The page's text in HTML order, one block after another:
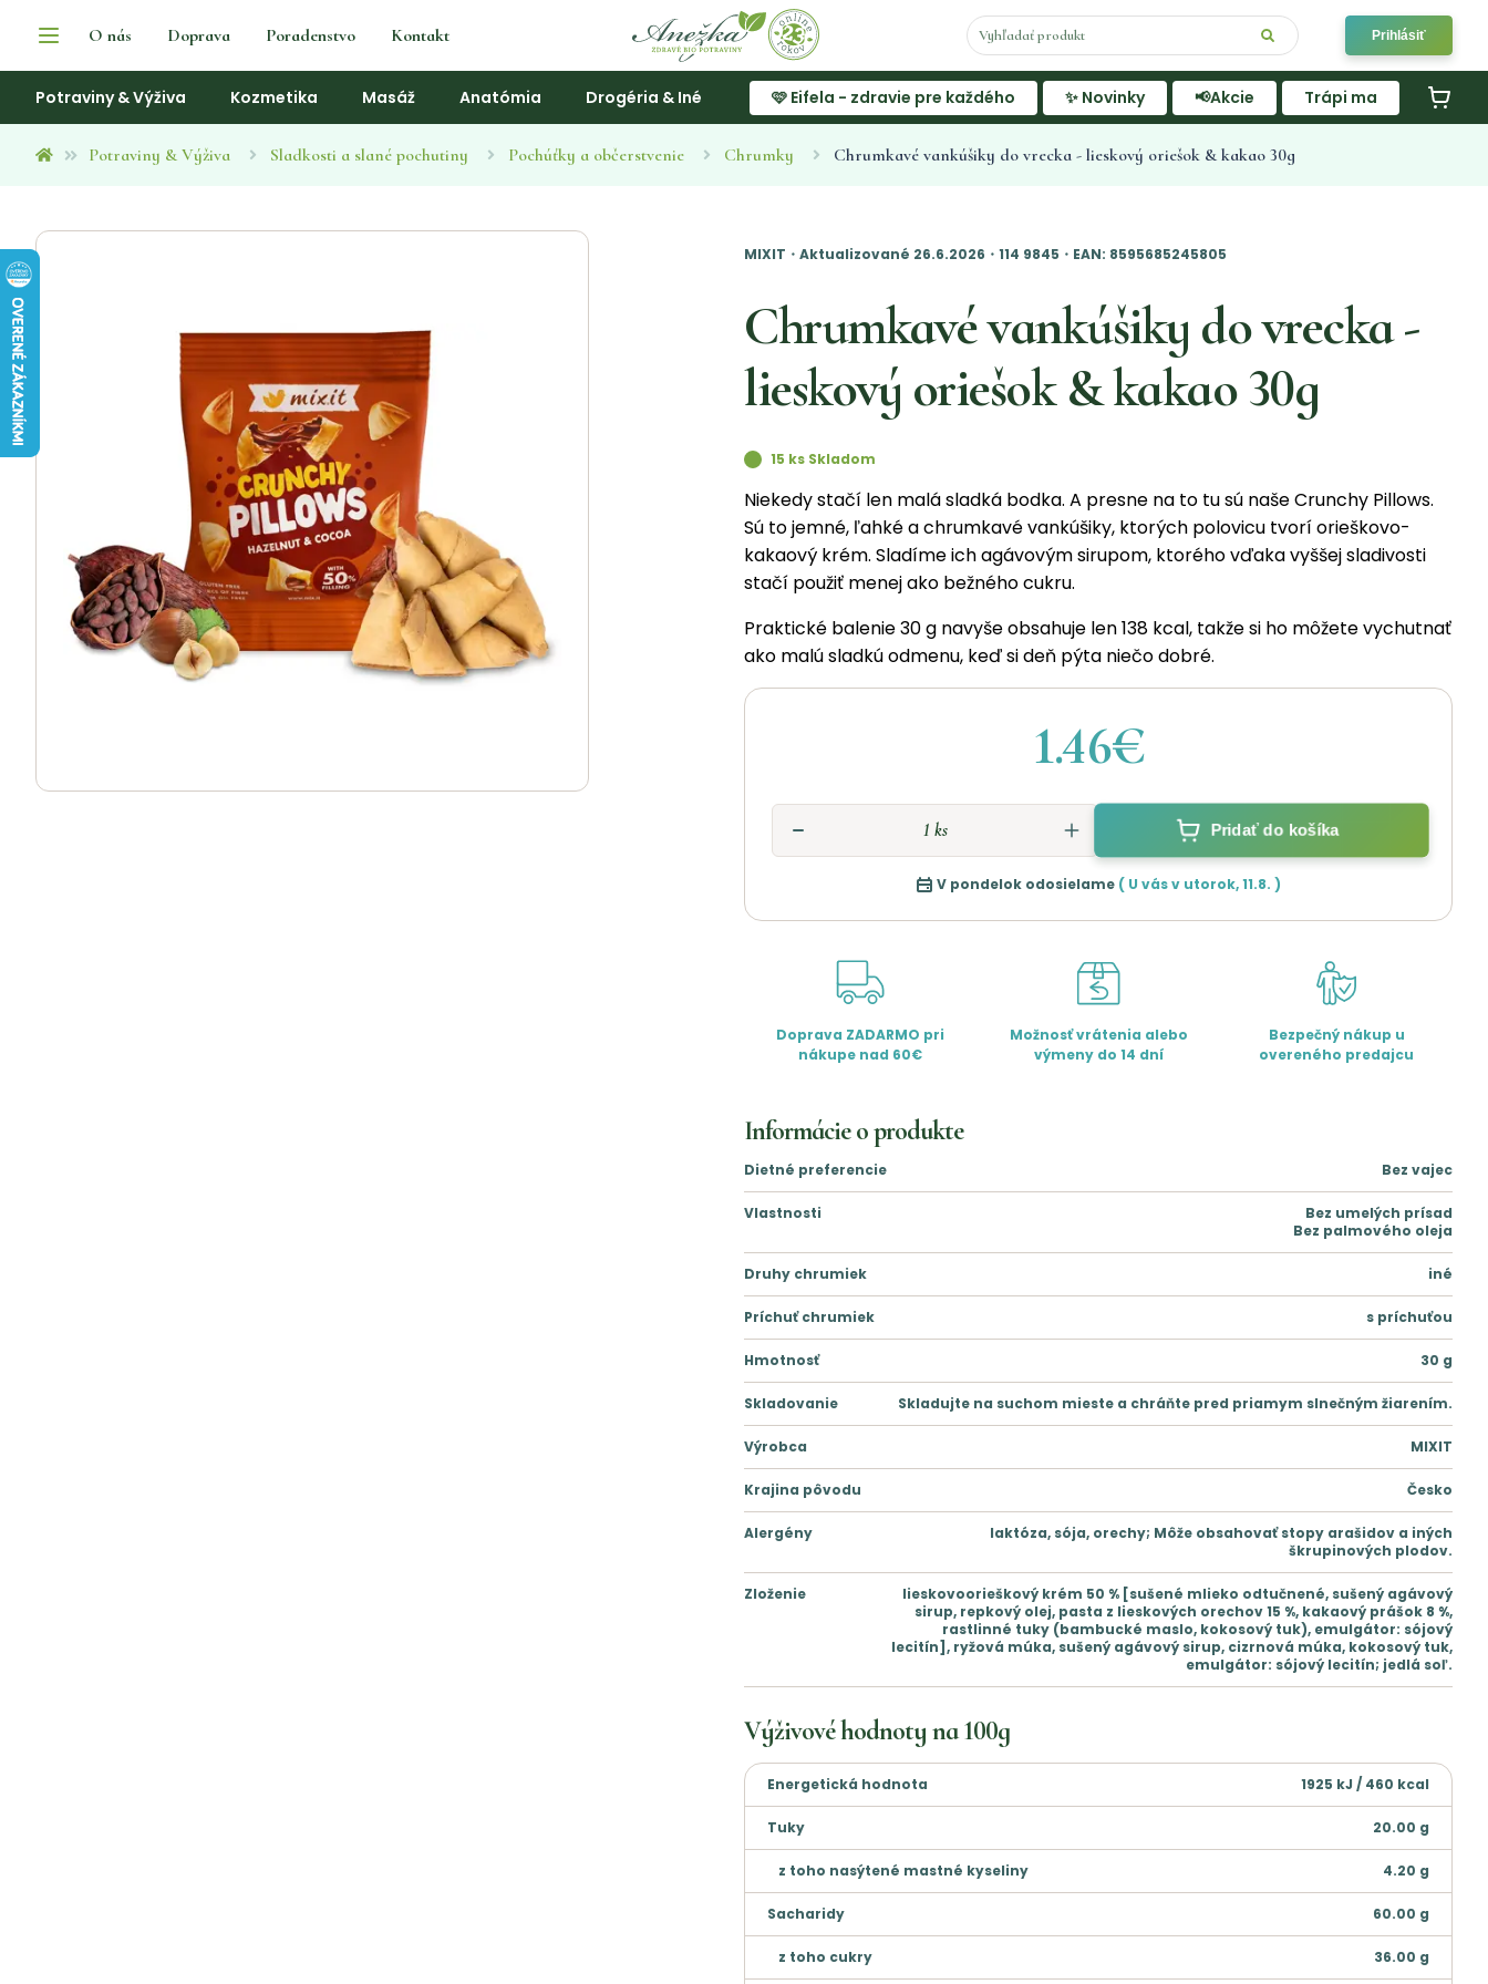
O nás Doprava Poradenstvo Kontakt Prihlásiť
Potraviny & Výživa Kozmetika Masáž Anatómia Drogéria & Iné 🩷 Eifela - zdravie pre každého ✨ Novinky 📢Akcie Trápi ma
Potraviny & Výživa Sladkosti a slané pochutiny Pochúťky a občerstvenie Chrumky Chrumkavé vankúšiky do vrecka - lieskový oriešok & kakao 30g
MIXIT・Aktualizované 26.6.2026・114 9845・EAN: 8595685245805
Chrumkavé vankúšiky do vrecka -
lieskový oriešok & kakao 30g
15 ks Skladom
Niekedy stačí len malá sladká bodka. A presne na to tu sú naše Crunchy Pillows.
Sú to jemné, ľahké a chrumkavé vankúšiky, ktorých polovicu tvorí orieškovo-
kakaový krém. Sladíme ich agávovým sirupom, ktorého vďaka vyššej sladivosti
stačí použiť menej ako bežného cukru.
Praktické balenie 30 g navyše obsahuje len 138 kcal, takže si ho môžete vychutnať
ako malú sladkú odmenu, keď si deň pýta niečo dobré.
1.46€
Pridať do košíka
V pondelok odosielame ( U vás v utorok,11.8. )
Doprava ZADARMO pri
nákupe nad 60€
Možnosť vrátenia alebo
výmeny do 14 dní
Bezpečný nákup u
overeného predajcu
Informácie o produkte
Dietné preferencie Bez vajec
Vlastnosti
Bez umelých prísad
Bez palmového oleja
Druhy chrumiek iné
Príchuť chrumiek s príchuťou
Hmotnosť 30 g
Skladovanie Skladujte na suchom mieste a chráňte pred priamym slnečným žiarením.
Výrobca MIXIT
Krajina pôvodu Česko
Alergény
laktóza, sója, orechy; Môže obsahovať stopy arašidov a iných
škrupinových plodov.
Zloženie
lieskovoorieškový krém 50 % [sušené mlieko odtučnené, sušený agávový
sirup, repkový olej, pasta z lieskových orechov 15 %, kakaový prášok 8 %,
rastlinné tuky (bambucké maslo, kokosový tuk), emulgátor: sójový
lecitín], ryžová múka, sušený agávový sirup, cizrnová múka, kokosový tuk,
emulgátor: sójový lecitín; jedlá soľ.
Výživové hodnoty na100g
Energetická hodnota 1925 kJ / 460 kcal
Tuky 20.00 g
z toho nasýtené mastné kyseliny 4.20 g
Sacharidy 60.00 g
z toho cukry 36.00 g